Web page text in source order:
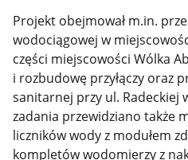
Projekt obejmował m.in.
wodociągowej w
części miejscowości Wólka
i rozbudowę przyłączy oraz
sanitarnej przy ul. Radeckiej
zadania przewidziano także
liczników wody z modułem
kompletów wodomierzy z